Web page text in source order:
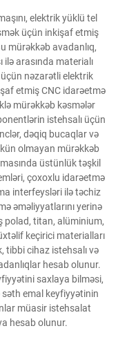
elektrik yüklü tel
üçün inkişaf etmiş
mürəkkəb avadanlıq,
arasında materialı
nəzarətli elektrik
etmiş CNC idarəetmə
mürəkkəb kəsmələr
istehsalı üçün
dəqiq bucaqlar və
olmayan mürəkkəb
üstünlük təşkil
çoxoxlu idarəetmə
interfeysləri ilə təchiz
əməliyyatlarını yerinə
polad, titan, alüminium,
keçirici materialları
tibbi cihaz istehsalı və
hesab olunur.
saxlaya bilməsi,
səth emal keyfiyyətinin
müasir istehsalat
hesab olunur.